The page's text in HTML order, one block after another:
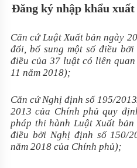
Đăng ký nhập khẩu
Căn cứ Luật Xuất bản ngày
đổi, bổ sung một số điều bởi
điều của 37 luật có liên quan
11 năm 2018);
Căn cứ Nghị định số195/
2013 của Chính phủ quy
pháp thi hành Luật Xuất bản
điều bởi Nghị định số150/
năm 2018 của Chính phủ);